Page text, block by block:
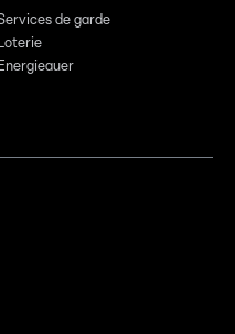
de garde
Loterie
Energieauer